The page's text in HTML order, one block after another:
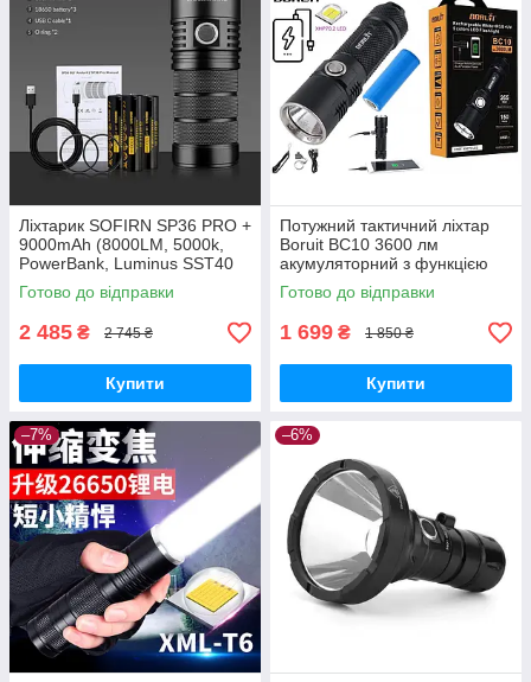
Ліхтарик SOFIRN SP36 PRO +
9000mAh (8000LM, 5000k,
PowerBank, Luminus SST40
x4, USB-C, IPX8, 18650 x3)
Готово до відправки
2 485 ₴ 2 745 ₴
Купити
Потужний тактичний ліхтар
Boruit BC10 3600 лм
акумуляторний з функцією
PowerBank (Cree XHP70.2)
Готово до відправки
1 699 ₴ 1 850 ₴
Купити
–7% –6%